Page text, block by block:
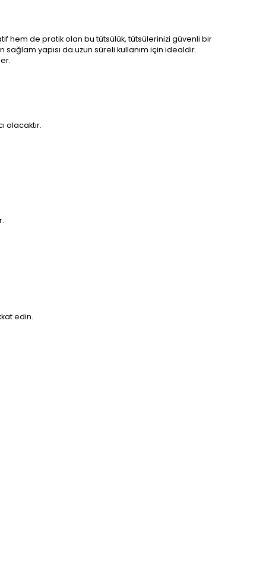
hem de pratik olan bu tütsülük, tütsülerinizi güvenli bir
yapısı da uzun süreli kullanım için idealdir.
olacaktır.
edin.